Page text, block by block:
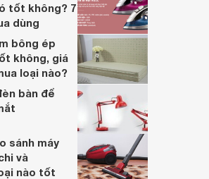
tốt không? 7
dùng
bông ép
không, giá
loại nào?
bàn để
sánh máy
và
nào tốt